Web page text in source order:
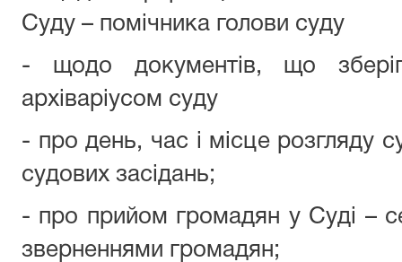
Суду – помічника голови суду
- щодо документів, що
архіваріусом суду
- про день, час і місце розгляду
судових засідань;
- про прийом громадян у Суді –
зверненнями громадян;